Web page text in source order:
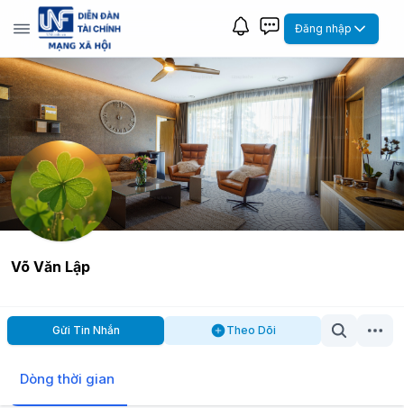
Đăng nhập
Võ Văn Lập
Gửi Tin Nhắn Theo Dõi
Dòng thời gian